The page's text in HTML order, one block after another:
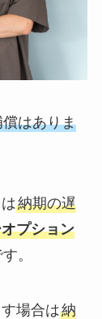
はありま
納期の遅
プション
。
場合は納